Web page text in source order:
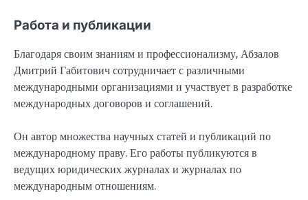
Работа и публикации
Благодаря своим знаниям и профессионализму, Абзалов
Дмитрий Габитович сотрудничает с различными
международными организациями и участвует в разработке
международных договоров и соглашений.
Он автор множества научных статей и публикаций по
международному праву. Его работы публикуются в
ведущих юридических журналах и журналах по
международным отношениям.